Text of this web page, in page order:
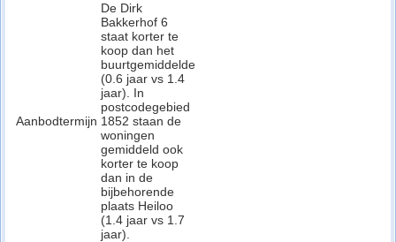
Aanbodtermijn
De Dirk
Bakkerhof 6
staat korter te
koop dan het
buurtgemiddelde
(0.6 jaar vs 1.4
jaar). In
postcodegebied
1852 staan de
woningen
gemiddeld ook
korter te koop
dan in de
bijbehorende
plaats Heiloo
(1.4 jaar vs 1.7
jaar).